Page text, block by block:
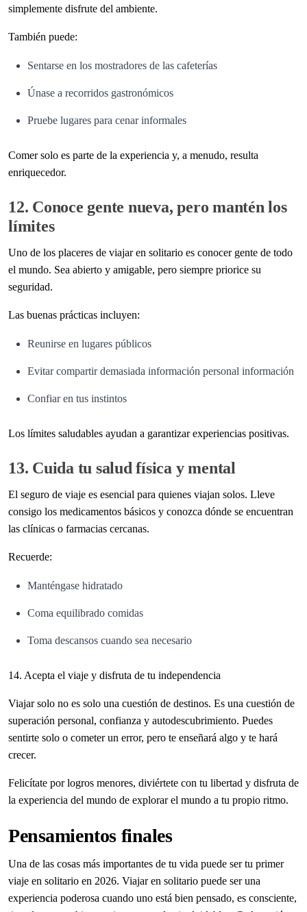
simplemente disfrute del ambiente.
También puede:
Sentarse en los mostradores de las cafeterías
Únase a recorridos gastronómicos
Pruebe lugares para cenar informales
Comer solo es parte de la experiencia y, a menudo, resulta
enriquecedor.
12. Conoce gente nueva, pero mantén los
límites
Uno de los placeres de viajar en solitario es conocer gente de todo
el mundo. Sea abierto y amigable, pero siempre priorice su
seguridad.
Las buenas prácticas incluyen:
Reunirse en lugares públicos
Evitar compartir demasiada información personal información
Confiar en tus instintos
Los límites saludables ayudan a garantizar experiencias positivas.
13. Cuida tu salud física y mental
El seguro de viaje es esencial para quienes viajan solos. Lleve
consigo los medicamentos básicos y conozca dónde se encuentran
las clínicas o farmacias cercanas.
Recuerde:
Manténgase hidratado
Coma equilibrado comidas
Toma descansos cuando sea necesario
14. Acepta el viaje y disfruta de tu independencia
Viajar solo no es solo una cuestión de destinos. Es una cuestión de
superación personal, confianza y autodescubrimiento. Puedes
sentirte solo o cometer un error, pero te enseñará algo y te hará
crecer.
Felicítate por logros menores, diviértete con tu libertad y disfruta de
la experiencia del mundo de explorar el mundo a tu propio ritmo.
Pensamientos finales
Una de las cosas más importantes de tu vida puede ser tu primer
viaje en solitario en 2026. Viajar en solitario puede ser una
experiencia poderosa cuando uno está bien pensado, es consciente,